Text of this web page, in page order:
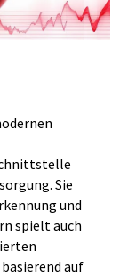
Sie
und
spielt auch
auf